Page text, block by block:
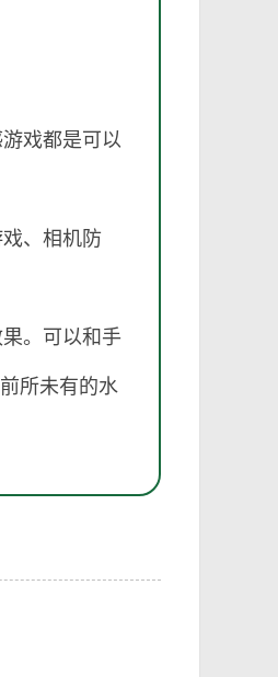
戏都是可以
、相机防
。可以和手
所未有的水